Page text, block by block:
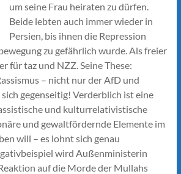
um seine Frau heiraten zu dürfen.
Beide lebten auch immer wieder in
Persien, bis ihnen die Repression
zu gefährlich wurde. Als freier
für taz und NZZ. Seine These:
– nicht nur der AfD und
gegenseitig! Verderblich ist eine
und kulturrelativistische
und gewaltfördernde Elemente im
will – es lohnt sich genau
wird Außenministerin
auf die Morde der Mullahs